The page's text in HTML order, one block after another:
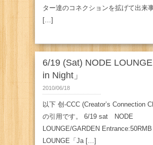
ター達のコネクションを拡げて出来
[…]
6/19 (Sat) NODE
in Night」
2010/06/18
以下 创-CCC (Creator’s Connection
の引用です。 6/19 sat NODE
LOUNGE/GARDEN
LOUNGE「Ja […]